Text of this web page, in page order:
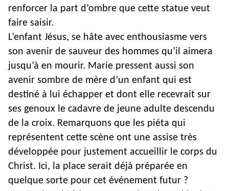
renforcer la part d’ombre que cette statue veut
faire saisir.
L’enfant Jésus, se hâte avec enthousiasme vers
son avenir de sauveur des hommes qu’il aimera
jusqu’à en mourir. Marie pressent aussi son
avenir sombre de mère d’un enfant qui est
destiné à lui échapper et dont elle recevrait sur
ses genoux le cadavre de jeune adulte descendu
de la croix. Remarquons que les piéta qui
représentent cette scène ont une assise très
développée pour justement accueillir le corps du
Christ. Ici, la place serait déjà préparée en
quelque sorte pour cet événement futur ?